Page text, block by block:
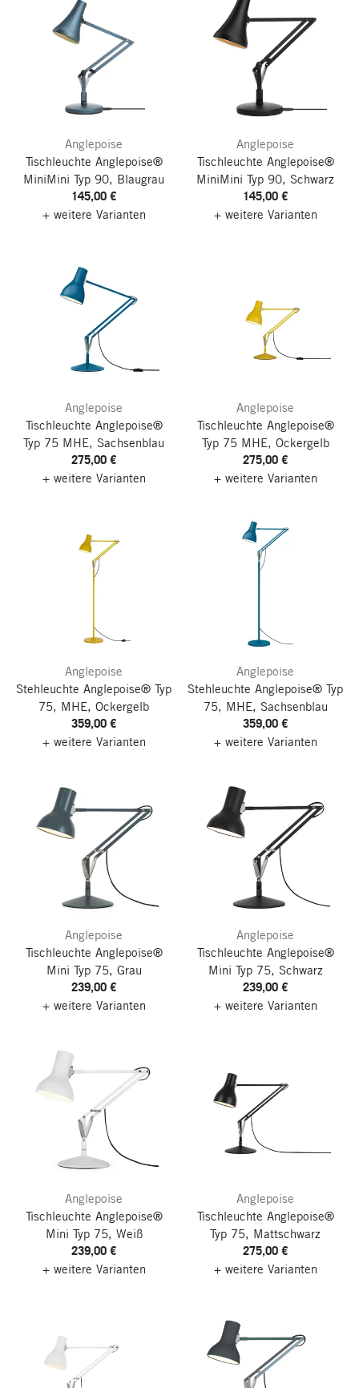
Anglepoise
Tischleuchte Anglepoise®
MiniMini Typ 90, Blaugrau
145,00 €
+ weitere Varianten
Anglepoise
Tischleuchte Anglepoise®
MiniMini Typ 90, Schwarz
145,00 €
+ weitere Varianten
Anglepoise
Tischleuchte Anglepoise®
Typ 75 MHE, Sachsenblau
275,00 €
+ weitere Varianten
Anglepoise
Tischleuchte Anglepoise®
Typ 75 MHE, Ockergelb
275,00 €
+ weitere Varianten
Anglepoise
Stehleuchte Anglepoise® Typ
75, MHE, Ockergelb
359,00 €
+ weitere Varianten
Anglepoise
Stehleuchte Anglepoise® Typ
75, MHE, Sachsenblau
359,00 €
+ weitere Varianten
Anglepoise
Tischleuchte Anglepoise®
Mini Typ 75, Grau
239,00 €
+ weitere Varianten
Anglepoise
Tischleuchte Anglepoise®
Mini Typ 75, Schwarz
239,00 €
+ weitere Varianten
Anglepoise
Tischleuchte Anglepoise®
Mini Typ 75, Weiß
239,00 €
+ weitere Varianten
Anglepoise
Tischleuchte Anglepoise®
Typ 75, Mattschwarz
275,00 €
+ weitere Varianten